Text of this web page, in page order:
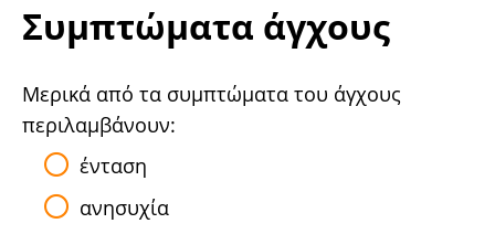
Συμπτώματα άγχους
Μερικά από τα συμπτώματα του άγχους
περιλαμβάνουν:
ένταση
ανησυχία